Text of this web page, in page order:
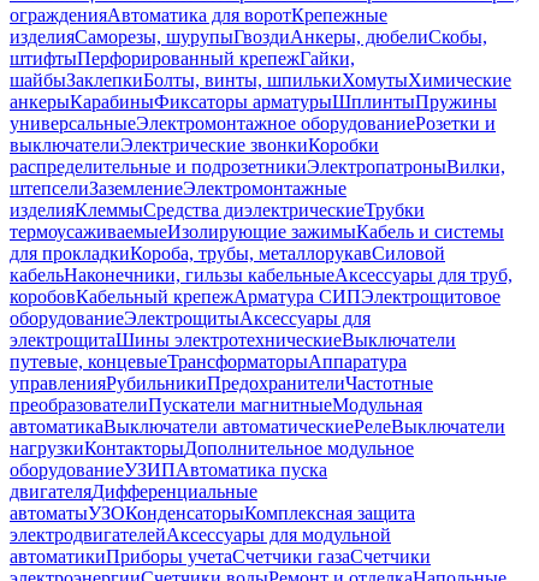
огражденияАвтоматика для воротКрепежные
изделияСаморезы, шурупыГвоздиАнкеры, дюбелиСкобы,
штифтыПерфорированный крепежГайки,
шайбыЗаклепкиБолты, винты, шпилькиХомутыХимические
анкерыКарабиныФиксаторы арматурыШплинтыПружины
универсальныеЭлектромонтажное оборудованиеРозетки и
выключателиЭлектрические звонкиКоробки
распределительные и подрозетникиЭлектропатроныВилки,
штепселиЗаземлениеЭлектромонтажные
изделияКлеммыСредства диэлектрическиеТрубки
термоусаживаемыеИзолирующие зажимыКабель и системы
для прокладкиКороба, трубы, металлорукавСиловой
кабельНаконечники, гильзы кабельныеАксессуары для труб,
коробовКабельный крепежАрматура СИПЭлектрощитовое
оборудованиеЭлектрощитыАксессуары для
электрощитаШины электротехническиеВыключатели
путевые, концевыеТрансформаторыАппаратура
управленияРубильникиПредохранителиЧастотные
преобразователиПускатели магнитныеМодульная
автоматикаВыключатели автоматическиеРелеВыключатели
нагрузкиКонтакторыДополнительное модульное
оборудованиеУЗИПАвтоматика пуска
двигателяДифференциальные
автоматыУЗОКонденсаторыКомплексная защита
электродвигателейАксессуары для модульной
автоматикиПриборы учетаСчетчики газаСчетчики